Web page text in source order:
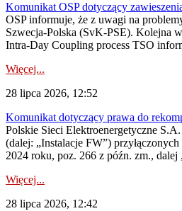
Komunikat OSP dotyczący
OSP informuje, że z uwagi na
Szwecja-Polska (SvK-PSE). Kolejna
Intra-Day Coupling process TSO
Więcej...
28 lipca 2026, 12:52
Komunikat dotyczący prawa do
Polskie Sieci Elektroenergetyczne
(dalej: „Instalacje FW”)
2024 roku, poz. 266 z późn. zm.,
Więcej...
28 lipca 2026, 12:42